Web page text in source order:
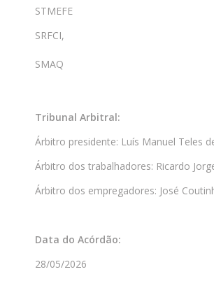
STMEFE
SRFCI,
SMAQ
Tribunal Arbitral:
Árbitro presidente: Luís Manuel Teles
Árbitro dos trabalhadores: Ricardo
Árbitro dos empregadores: José
Data do Acórdão:
28/05/2026